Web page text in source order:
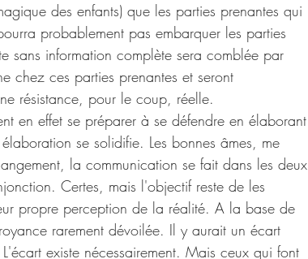
des enfants) que les parties prenantes qui
probablement pas embarquer les parties
sans information complète sera comblée par
chez ces parties prenantes et seront
résistance, pour le coup, réelle.
en effet se préparer à se défendre en élaborant
se solidifie. Les bonnes âmes, me
la communication se fait dans les deux
Certes, mais l'objectif reste de les
propre perception de la réalité. A la base de
rarement dévoilée. Il y aurait un écart
existe nécessairement. Mais ceux qui font